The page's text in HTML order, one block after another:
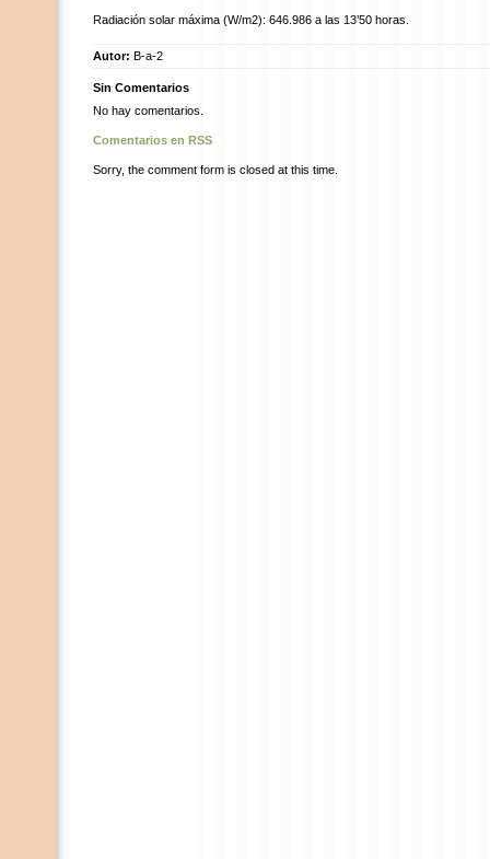
Radiación solar máxima (W/m2): 646.986 a las 13’50 horas.
Autor: B-a-2
Sin Comentarios
No hay comentarios.
Comentarios en RSS
Sorry, the comment form is closed at this time.